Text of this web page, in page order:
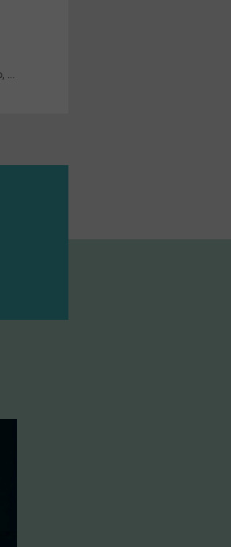
et